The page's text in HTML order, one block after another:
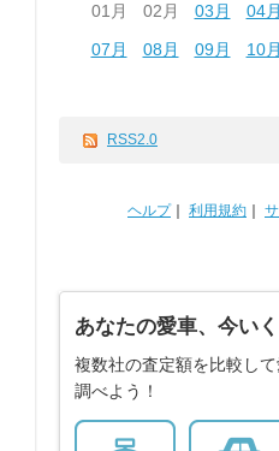
01月 02月 03月 04月
07月
08月 09月 10月
RSS2.0
ヘルプ｜ 利用規約
あなたの愛車、今い
複数社の査定額を比較し
調べよう！